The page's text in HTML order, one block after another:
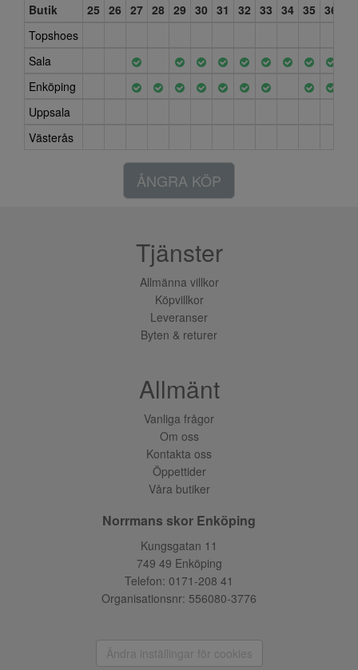
Butik
25 26 27 28 29 30 31 32 33 34 35 36
Topshoes
Sala
Enköping
Uppsala
Västerås
ÅNGRA KÖP
Tjänster
Allmänna villkor
Köpvillkor
Leveranser
Byten & returer
Allmänt
Vanliga frågor
Om oss
Kontakta oss
Öppettider
Våra butiker
Norrmans skor Enköping
Kungsgatan 11
749 49 Enköping
Telefon: 0171-208 41
Organisationsnr: 556080-3776
Ändra inställingar för cookies